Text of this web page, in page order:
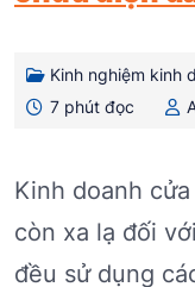
Kinh nghiệm kinh
7 phút đọc
Kinh doanh
còn xa lạ đối
đều sử dụng